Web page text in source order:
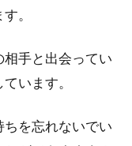
。
手と出会ってい
います。
を忘れないでい